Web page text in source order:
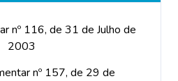
nº 116, de 31 de Julho de
2003
nº 157, de 29 de